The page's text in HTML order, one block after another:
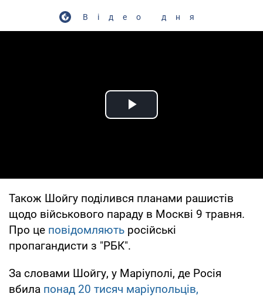
Відео дня
Play Video
Також Шойгу поділився планами рашистів
щодо військового параду в Москві 9 травня.
Про це повідомляють російські
пропагандисти з "РБК".
За словами Шойгу, у Маріуполі, де Росія
вбила понад 20 тисяч маріупольців,